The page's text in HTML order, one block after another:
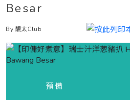
Besar
By 靚太Club
預備